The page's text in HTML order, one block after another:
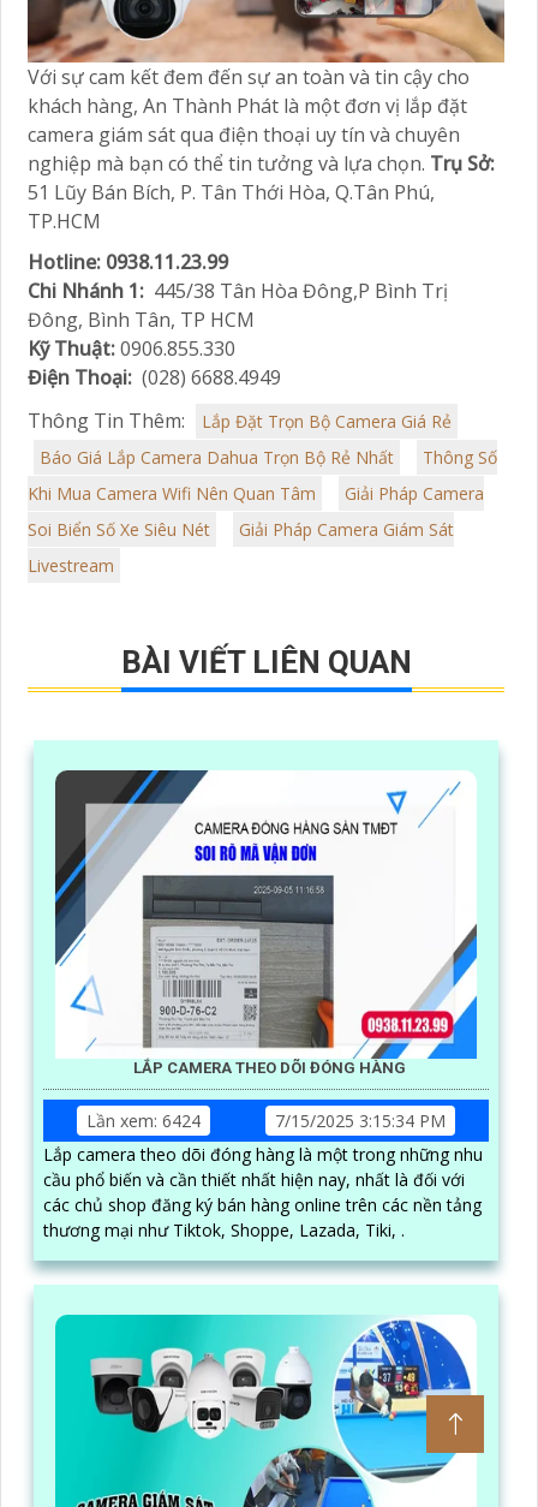
Với sự cam kết đem đến sự an toàn và tin cậy cho
khách hàng, An Thành Phát là một đơn vị lắp đặt
camera giám sát qua điện thoại uy tín và chuyên
nghiệp mà bạn có thể tin tưởng và lựa chọn. Trụ Sở:
51 Lũy Bán Bích, P. Tân Thới Hòa, Q.Tân Phú,
TP.HCM
Hotline: 0938.11.23.99
Chi Nhánh 1: 445/38 Tân Hòa Đông,P Bình Trị
Đông, Bình Tân, TP HCM
Kỹ Thuật:0906.855.330
Điện Thoại: (028) 6688.4949
Thông Tin Thêm:
Lắp Đặt Trọn Bộ Camera Giá Rẻ
Báo Giá Lắp Camera Dahua Trọn Bộ Rẻ Nhất
Thông Số
Khi Mua Camera Wifi Nên Quan Tâm
Giải Pháp Camera
Soi Biển Số Xe Siêu Nét
Giải Pháp Camera Giám Sát
Livestream
BÀI VIẾT LIÊN QUAN
LẮP CAMERA THEO DÕI ĐÓNG HÀNG
Lần xem: 6424
7/15/2025 3:15:34 PM
Lắp camera theo dõi đóng hàng là một trong những nhu
cầu phổ biến và cần thiết nhất hiện nay, nhất là đối với
các chủ shop đăng ký bán hàng online trên các nền tảng
thương mại như Tiktok, Shoppe, Lazada, Tiki, .